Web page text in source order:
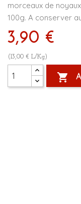
3,90 €
(13,00 € L/Kg)
morceaux de
100g. A conserver
